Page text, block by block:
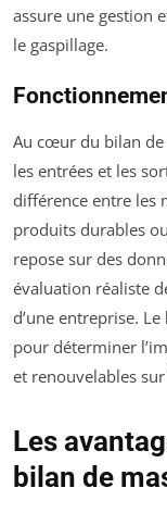
assure une gestion
le gaspillage.
Au cœur du bilan de
les entrées et les
différence entre les
produits durables
repose sur des
évaluation réaliste
d’une entreprise. Le
pour déterminer
et renouvelables
Les
bilan de